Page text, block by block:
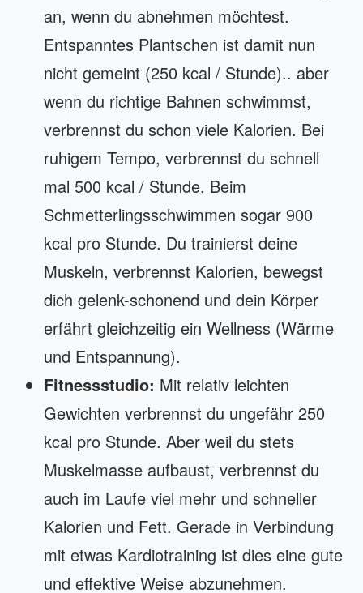
an, wenn du abnehmen möchtest.
Entspanntes Plantschen ist damit nun
nicht gemeint (250 kcal / Stunde).. aber
wenn du richtige Bahnen schwimmst,
verbrennst du schon viele Kalorien. Bei
ruhigem Tempo, verbrennst du schnell
mal 500 kcal / Stunde. Beim
Schmetterlingsschwimmen sogar 900
kcal pro Stunde. Du trainierst deine
Muskeln, verbrennst Kalorien, bewegst
dich gelenk-schonend und dein Körper
erfährt gleichzeitig ein Wellness (Wärme
und Entspannung).
Fitnessstudio: Mit relativ leichten
Gewichten verbrennst du ungefähr 250
kcal pro Stunde. Aber weil du stets
Muskelmasse aufbaust, verbrennst du
auch im Laufe viel mehr und schneller
Kalorien und Fett. Gerade in Verbindung
mit etwas Kardiotraining ist dies eine gute
und effektive Weise abzunehmen.